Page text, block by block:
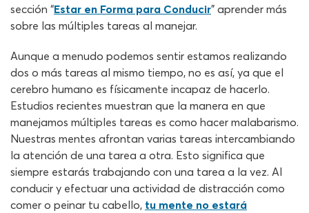
sección “Estar en Forma para Conducir” aprender más
sobre las múltiples tareas al manejar.
Aunque a menudo podemos sentir estamos realizando
dos o más tareas al mismo tiempo, no es así, ya que el
cerebro humano es físicamente incapaz de hacerlo.
Estudios recientes muestran que la manera en que
manejamos múltiples tareas es como hacer malabarismo.
Nuestras mentes afrontan varias tareas intercambiando
la atención de una tarea a otra. Esto significa que
siempre estarás trabajando con una tarea a la vez. Al
conducir y efectuar una actividad de distracción como
comer o peinar tu cabello, tu mente no estará